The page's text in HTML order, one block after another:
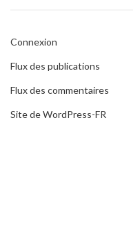
Connexion
Flux des publications
Flux des commentaires
Site de WordPress-FR